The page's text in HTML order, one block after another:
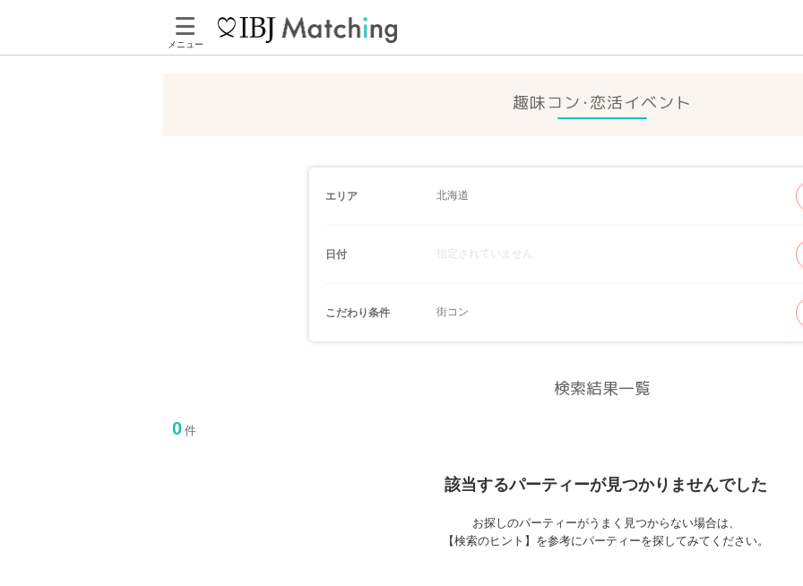
メニュー
趣味コン･恋活イベント
エリア 北海道
日付 指定されていません
こだわり条件 街コン
検索結果一覧
0 件
該当するパーティーが見つかりませんでした
お探しのパーティーがうまく見つからない場合は、
【検索のヒント】を参考にパーティーを探してみてください。